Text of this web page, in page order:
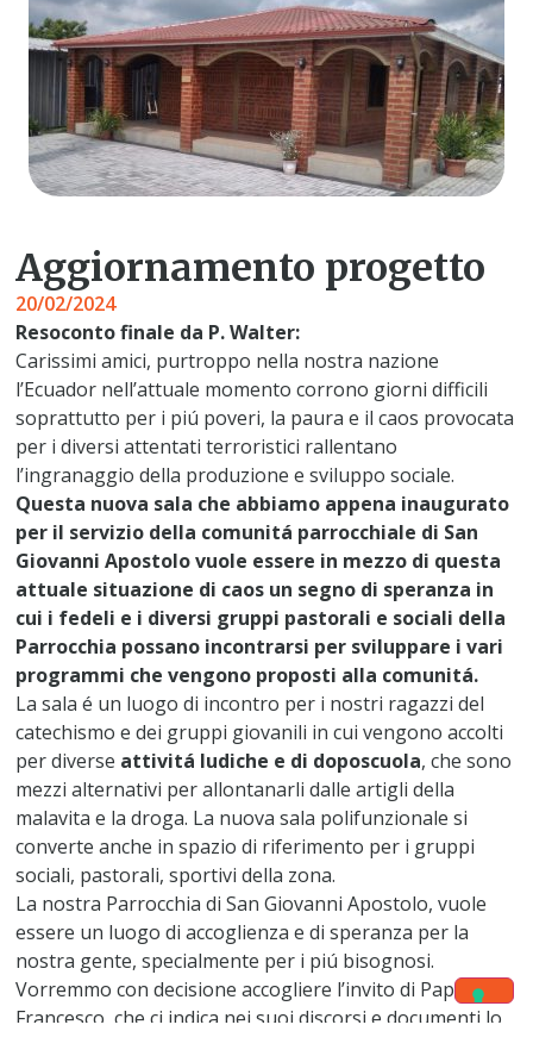
Aggiornamento progetto
20/02/2024
Resoconto finale da P. Walter:
Carissimi amici, purtroppo nella nostra nazione
l’Ecuador nell’attuale momento corrono giorni difficili
soprattutto per i piú poveri, la paura e il caos provocata
per i diversi attentati terroristici rallentano
l’ingranaggio della produzione e sviluppo sociale.
Questa nuova sala che abbiamo appena inaugurato
per il servizio della comunitá parrocchiale di San
Giovanni Apostolo vuole essere in mezzo di questa
attuale situazione di caos un segno di speranza in
cui i fedeli e i diversi gruppi pastorali e sociali della
Parrocchia possano incontrarsi per sviluppare i vari
programmi che vengono proposti alla comunitá.
La sala é un luogo di incontro per i nostri ragazzi del
catechismo e dei gruppi giovanili in cui vengono accolti
per diverse attivitá ludiche e di doposcuola, che sono
mezzi alternativi per allontanarli dalle artigli della
malavita e la droga. La nuova sala polifunzionale si
converte anche in spazio di riferimento per i gruppi
sociali, pastorali, sportivi della zona.
La nostra Parrocchia di San Giovanni Apostolo, vuole
essere un luogo di accoglienza e di speranza per la
nostra gente, specialmente per i piú bisognosi.
Vorremmo con decisione accogliere l’invito di Papa
Francesco che ci indica nei suoi discorsi e documenti lo